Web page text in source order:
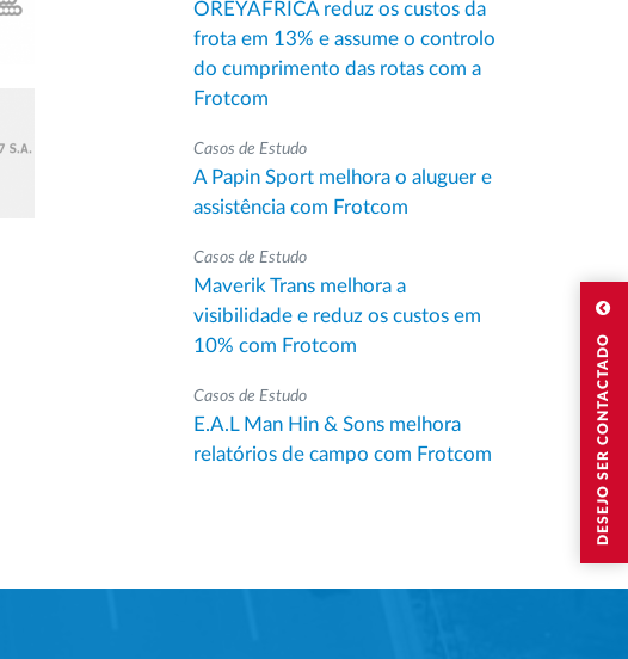
DESEJO SER CONTACTADO
OREYAFRICA reduz os custos da
frota em 13% e assume o controlo
do cumprimento das rotas com a
Frotcom
Casos de Estudo
A Papin Sport melhora o aluguer e
assistência com Frotcom
Casos de Estudo
Maverik Trans melhora a
visibilidade e reduz os custos em
10% com Frotcom
Casos de Estudo
E.A.L Man Hin & Sons melhora
relatórios de campo com Frotcom